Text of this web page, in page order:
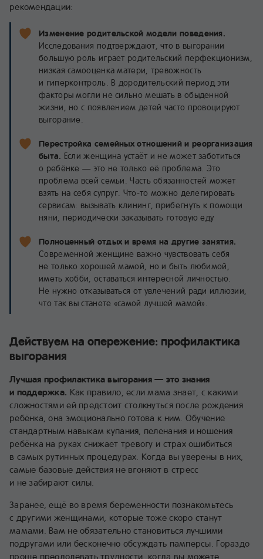
рекомендации:
Изменение родительской модели поведения.
Исследования подтверждают, что в выгорании
большую роль играет родительский перфекционизм,
низкая самооценка матери, тревожность
и гиперконтроль. В дородительский период эти
факторы могли не сильно мешать в обыденной
жизни, но с появлением детей часто провоцируют
выгорание.
Перестройка семейных отношений и реорганизация
быта. Если женщина устаёт и не может заботиться
о ребёнке — это не только её проблема. Это
проблема всей семьи. Часть обязанностей может
взять на себя супруг. Что‑то можно делегировать
сервисам: вызывать клининг, прибегнуть к помощи
няни, периодически заказывать готовую еду
Полноценный отдых и время на другие занятия.
Современной женщине важно чувствовать себя
не только хорошей мамой, но и быть любимой,
иметь хобби, оставаться интересной личностью.
Не нужно отказываться от увлечений ради иллюзии,
что так вы станете «самой лучшей мамой».
Действуем на опережение: профилактика
выгорания
Лучшая профилактика выгорания — это знания
и поддержка. Как правило, если мама знает, с какими
сложностями ей предстоит столкнуться после рождения
ребёнка, она эмоционально готова к ним. Обучение
стандартным навыкам купания, пеленания и ношения
ребёнка на руках снижает тревогу и страх ошибиться
в самых рутинных процедурах. Когда вы уверены в них,
самые базовые действия не вгоняют в стресс
и не забирают силы.
Заранее, ещё во время беременности познакомьтесь
с другими женщинами, которые тоже скоро станут
мамами. Вам не обязательно становиться лучшими
подругами или бесконечно обсуждать памперсы. Гораздо
проще преодолевать трудности, когда вы можете